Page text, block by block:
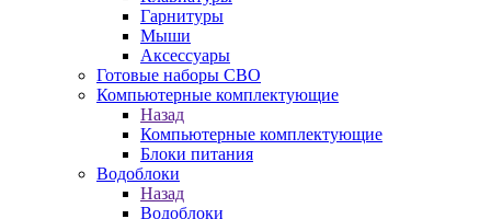
Гарнитуры
Мыши
Аксессуары
Готовые наборы СВО
Компьютерные комплектующие
Назад
Компьютерные комплектующие
Блоки питания
Водоблоки
Назад
Водоблоки